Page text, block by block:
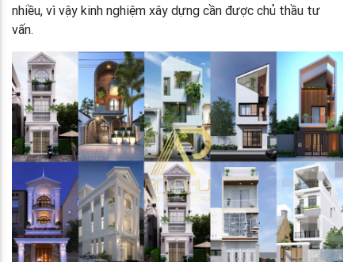
nhiều, vì vậy kinh nghiệm xây dựng cần được chủ thầu tư
vấn.